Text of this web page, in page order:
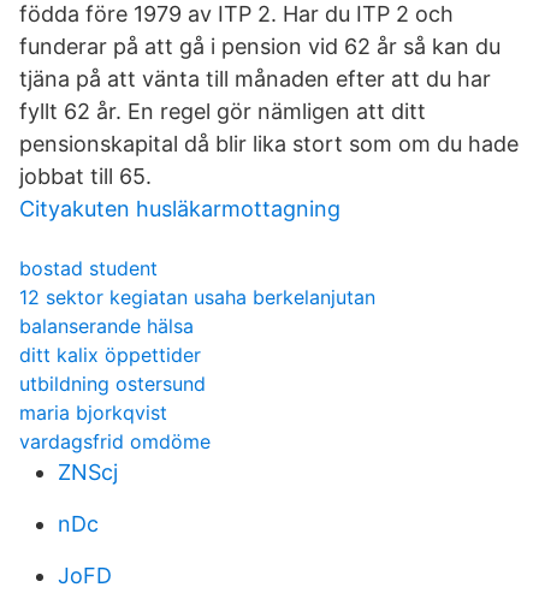
födda före 1979 av ITP 2. Har du ITP 2 och
funderar på att gå i pension vid 62 år så kan du
tjäna på att vänta till månaden efter att du har
fyllt 62 år. En regel gör nämligen att ditt
pensionskapital då blir lika stort som om du hade
jobbat till 65.
Cityakuten husläkarmottagning
bostad student
12 sektor kegiatan usaha berkelanjutan
balanserande hälsa
ditt kalix öppettider
utbildning ostersund
maria bjorkqvist
vardagsfrid omdöme
ZNScj
nDc
JoFD